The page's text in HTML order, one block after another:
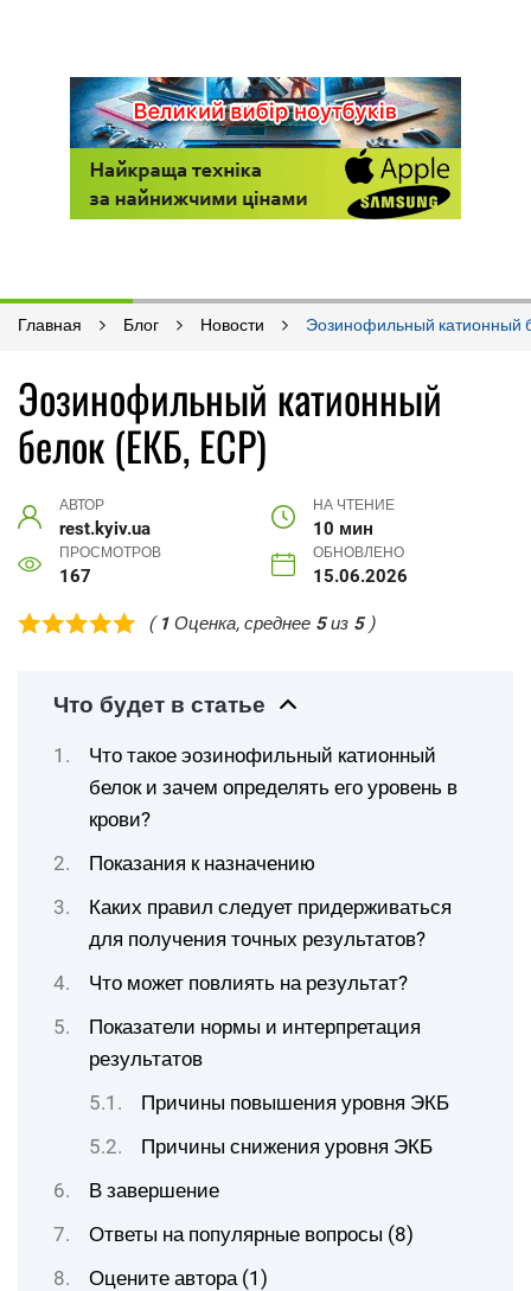
Главная Блог Новости Эозинофильный катионный
Эозинофильный катионный
белок (ЕКБ, ECP)
АВТОР
rest.kyiv.ua
НА ЧТЕНИЕ
10 мин
ПРОСМОТРОВ
167
ОБНОВЛЕНО
15.06.2026
( 1 Оценка, среднее 5из 5)
Что будет в статье
Что такое эозинофильный катионный
белок и зачем определять его уровень в
крови?
Показания к назначению
Каких правил следует придерживаться
для получения точных результатов?
Что может повлиять на результат?
Показатели нормы и интерпретация
результатов
Причины повышения уровня ЭКБ
Причины снижения уровня ЭКБ
В завершение
Ответы на популярные вопросы (8)
Оцените автора (1)